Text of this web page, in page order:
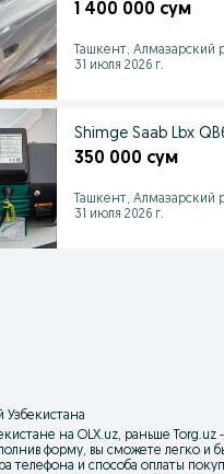
1 400 000 сум
Ташкент, Алмазарский
31 июля 2026 г.
Shimge Saab Lbx
350 000 сум
Ташкент, Алмазарский
31 июля 2026 г.
Узбекистана
на OLX.uz, раньше
форму, вы сможете легко и
телефона и способа оплаты